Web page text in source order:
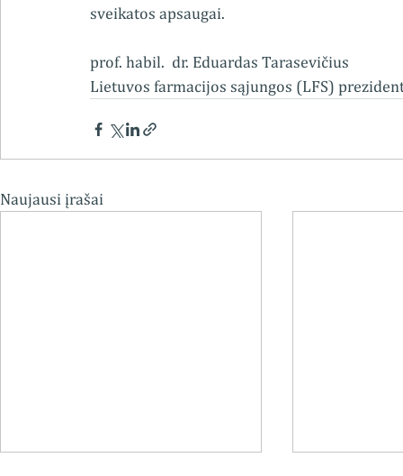
sveikatos apsaugai.
prof. habil.  dr. Eduardas Tarasevičius
Lietuvos farmacijos sąjungos (LFS)
Naujausi įrašai